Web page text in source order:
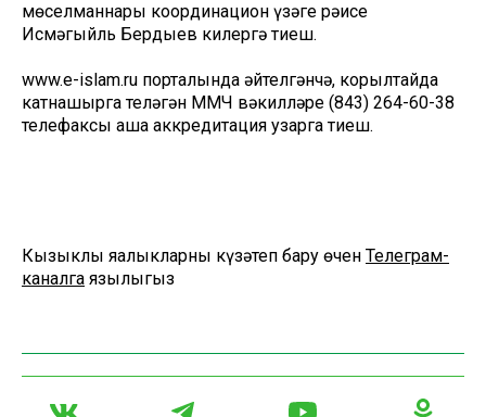
мөселманнары координацион үзәге рәисе
Исмәгыйль Бердыев килергә тиеш.
www.e-islam.ru порталында әйтелгәнчә, корылтайда
катнашырга теләгән ММЧ вәкилләре (843) 264-60-38
телефаксы аша аккредитация узарга тиеш.
Кызыклы яңалыкларны күзәтеп бару өчен Телеграм-
каналга язылыгыз